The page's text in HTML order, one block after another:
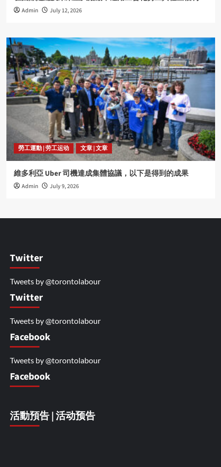
Admin July 12, 2026
勞工運動 | 劳工运动 文章 | 文章
維多利亞 Uber 司機達成集體協議，以下是得到的成果
Admin July 9, 2026
Twitter
Tweets by @torontolabour
Twitter
Tweets by @torontolabour
Facebook
Tweets by @torontolabour
Facebook
活動預告 | 活动预告